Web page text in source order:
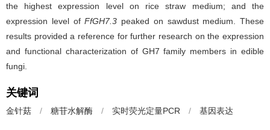
the highest expression level on rice straw medium; and the
expression level ofFfGH7.3 peaked on sawdust medium. These
results provided a reference for further research on the expression
and functional characterization of GH7 family members in edible
fungi.
关键词
金针菇 / 糖苷水解酶 / 实时荧光定量PCR / 基因表达